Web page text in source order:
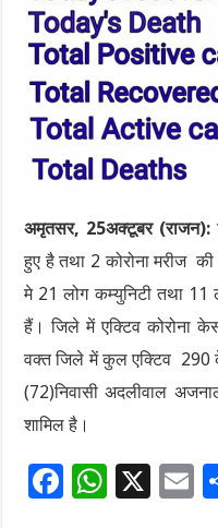
अमृतसर, 25अक्टूबर (राजन):
हुए है तथा 2 कोरोना मरीज
मे 21 लोग कम्युनिटी तथा
हैं। जिले में एक्टिव कोरोना
वक्त जिले में कुल एक्टिव 290
(72)निवासी अदलीवाल
शामिल है।
F
W X
E